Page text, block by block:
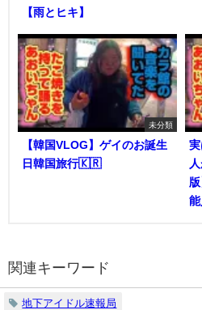
【雨とヒキ】
未分類
【韓国VLOG】ゲイのお誕生
日韓国旅行🇰🇷
能
関連キーワード
地下アイドル速報局